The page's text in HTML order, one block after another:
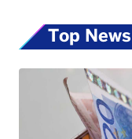
Top News